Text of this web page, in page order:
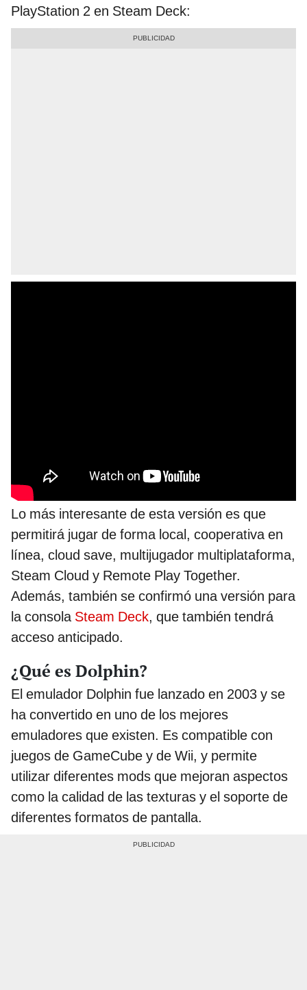
PlayStation 2 en Steam Deck:
Lo más interesante de esta versión es que
permitirá jugar de forma local, cooperativa en
línea, cloud save, multijugador multiplataforma,
Steam Cloud y Remote Play Together.
Además, también se confirmó una versión para
la consola Steam Deck, que también tendrá
acceso anticipado.
¿Qué es Dolphin?
El emulador Dolphin fue lanzado en 2003 y se
ha convertido en uno de los mejores
emuladores que existen. Es compatible con
juegos de GameCube y de Wii, y permite
utilizar diferentes mods que mejoran aspectos
como la calidad de las texturas y el soporte de
diferentes formatos de pantalla.